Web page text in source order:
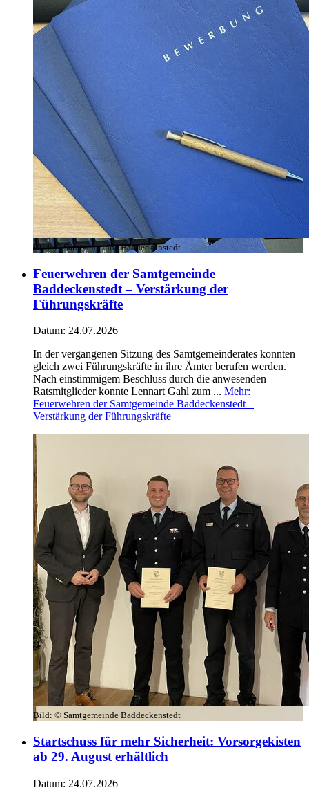
Bild:© Samtgemeinde Baddeckenstedt
Feuerwehren der Samtgemeinde
Baddeckenstedt – Verstärkung der
Führungskräfte
Datum: 24.07.2026
In der vergangenen Sitzung des Samtgemeinderates konnten
gleich zwei Führungskräfte in ihre Ämter berufen werden.
Nach einstimmigem Beschluss durch die anwesenden
Ratsmitglieder konnte Lennart Gahl zum ... Mehr:
Feuerwehren der Samtgemeinde Baddeckenstedt –
Verstärkung der Führungskräfte
Bild: © Samtgemeinde Baddeckenstedt
Startschuss für mehr Sicherheit: Vorsorgekisten
ab 29. August erhältlich
Datum: 24.07.2026